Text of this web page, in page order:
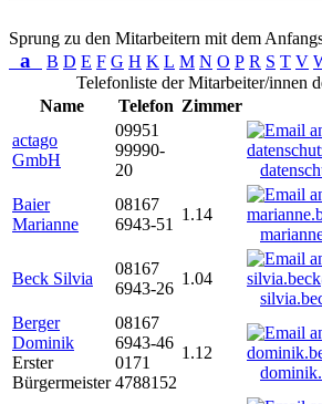
Sprung zu den Mitarbeitern mit dem
a B D E F G H K L M N O P R S T V
Telefonliste der Mitarbeiter/innen
Name
Telefon Zimmer
actago
GmbH
09951
99990-
20
Baier
Marianne
08167
6943-51
1.14
Beck Silvia
08167
6943-26
1.04
Berger
Dominik
Erster
Bürgermeister
08167
6943-46
0171
4788152
1.12